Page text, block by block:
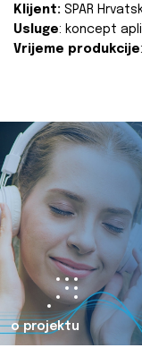
Klijent: SPAR
Usluge: koncept
Vrijeme produkcije
o projektu